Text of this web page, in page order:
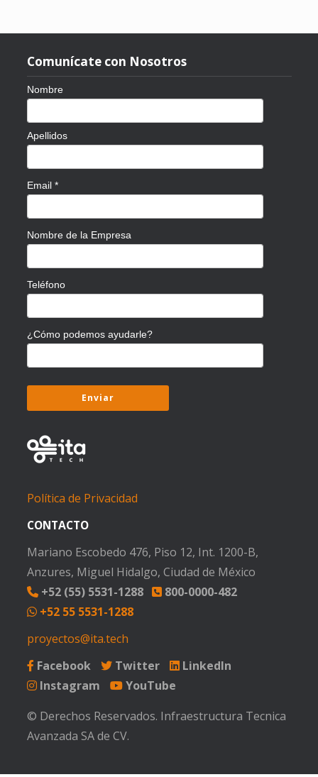
Comunícate con Nosotros
Nombre
Apellidos
Email *
Nombre de la Empresa
Teléfono
¿Cómo podemos ayudarle?
Política de Privacidad
CONTACTO
Mariano Escobedo 476, Piso 12, Int. 1200-B,
Anzures, Miguel Hidalgo, Ciudad de México
+52 (55) 5531-1288
800-0000-482
+52 55 5531-1288
proyectos@ita.tech
Facebook
Twitter
LinkedIn
Instagram
YouTube
© Derechos Reservados. Infraestructura Tecnica
Avanzada SA de CV.